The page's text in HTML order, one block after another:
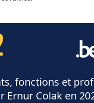
fonctions et
Ernur Colak en